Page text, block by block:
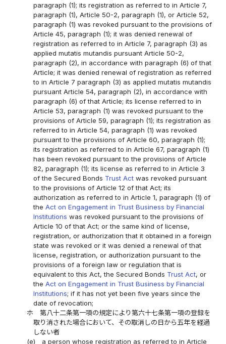
paragraph (1); its registration as referred to in Article 7,
paragraph (1), Article 50-2, paragraph (1), or Article 52,
paragraph (1) was revoked pursuant to the provisions of
Article 45, paragraph (1); it was denied renewal of
registration as referred to in Article 7, paragraph (3) as
applied mutatis mutandis pursuant Article 50-2,
paragraph (2), in accordance with paragraph (6) of that
Article; it was denied renewal of registration as referred
to in Article 7 paragraph (3) as applied mutatis mutandis
pursuant Article 54, paragraph (2), in accordance with
paragraph (6) of that Article; its license referred to in
Article 53, paragraph (1) was revoked pursuant to the
provisions of Article 59, paragraph (1); its registration as
referred to in Article 54, paragraph (1) was revoked
pursuant to the provisions of Article 60, paragraph (1);
its registration as referred to in Article 67, paragraph (1)
has been revoked pursuant to the provisions of Article
82, paragraph (1); its license as referred to in Article 3
of the Secured Bonds Trust Actwas revoked pursuant
to the provisions of Article 12 of that Act; its
authorization as referred to in Article 1, paragraph (1) of
the Act on Engagement in Trust Business by Financial
Institutions was revoked pursuant to the provisions of
Article 10 of that Act; or the same kind of license,
registration, or authorization that it obtained in a foreign
state was revoked or it was denied a renewal of that
license, registration, or authorization pursuant to the
provisions of a foreign law or regulation that is
equivalent to this Act, the Secured Bonds Trust Act, or
the Act on Engagement in Trust Business by Financial
Institutions; if it has not yet been five years since the
date of revocation;
ホ
第八十二条第一項の規定により第六十七条第一項の登録を
取り消された場合において、その取消しの日から五年を経過
しない者
(e)
a person whose registration as referred to in Article